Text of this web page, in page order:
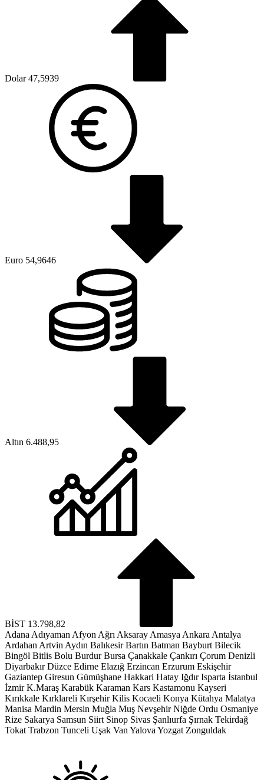
Dolar 47,5939
Euro 54,9646
Altın 6.488,95
BİST 13.798,82
Adana Adıyaman Afyon Ağrı Aksaray Amasya Ankara Antalya
Ardahan Artvin Aydın Balıkesir Bartın Batman Bayburt Bilecik
Bingöl Bitlis Bolu Burdur Bursa Çanakkale Çankırı Çorum Denizli
Diyarbakır Düzce Edirne Elazığ Erzincan Erzurum Eskişehir
Gaziantep Giresun Gümüşhane Hakkari Hatay Iğdır Isparta İstanbul
İzmir K.Maraş Karabük Karaman Kars Kastamonu Kayseri
Kırıkkale Kırklareli Kırşehir Kilis Kocaeli Konya Kütahya Malatya
Manisa Mardin Mersin Muğla Muş Nevşehir Niğde Ordu Osmaniye
Rize Sakarya Samsun Siirt Sinop Sivas Şanlıurfa Şırnak Tekirdağ
Tokat Trabzon Tunceli Uşak Van Yalova Yozgat Zonguldak